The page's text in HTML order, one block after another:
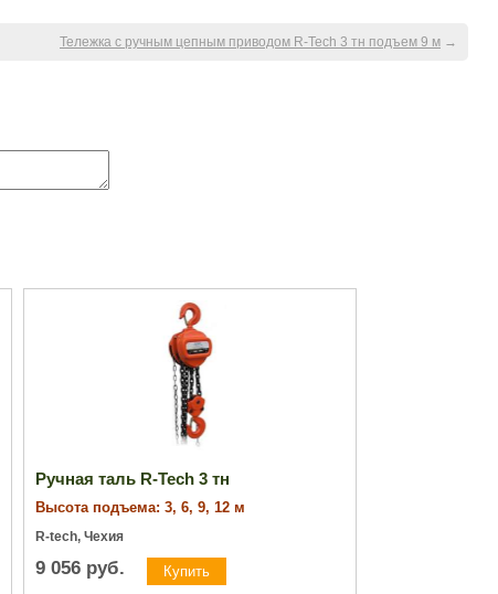
Тележка с ручным цепным приводом R-Tech 3 тн подъем 9 м →
Ручная таль R-Tech 3 тн
Высота подъема: 3, 6, 9, 12 м
R-tech, Чехия
9 056 руб.